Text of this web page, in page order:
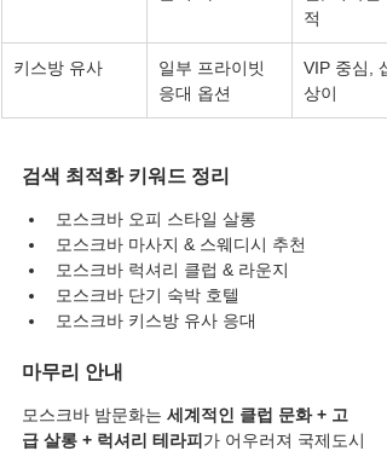
적
키스방 유사
일부 프라이빗
응대 옵션
VIP 중심,
상이
검색 최적화 키워드 정리
모스크바 오피 스타일 살롱
모스크바 마사지 & 스웨디시 추천
모스크바 럭셔리 클럽 & 라운지
모스크바 단기 숙박 호텔
모스크바 키스방 유사 응대
마무리 안내
모스크바 밤문화는 세계적인 클럽 문화 + 고
급 살롱 + 럭셔리 테라피 가 어우러져 국제도시